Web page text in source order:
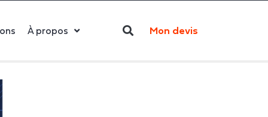
À propos Mon devis